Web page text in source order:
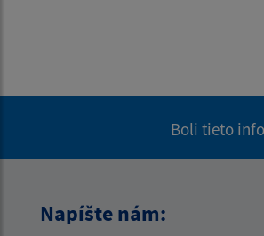
Boli tieto
Napíšte nám: